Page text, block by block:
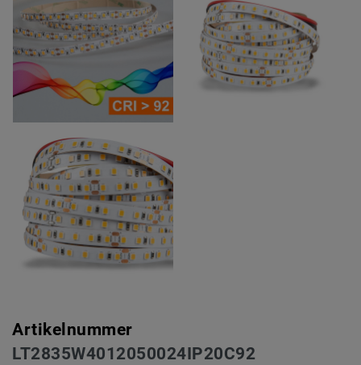
Artikelnummer
LT2835W4012050024IP20C92